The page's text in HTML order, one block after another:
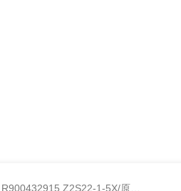
R900432915 Z2S22-1-5X/原装产品REXROTH叠加式单向阀